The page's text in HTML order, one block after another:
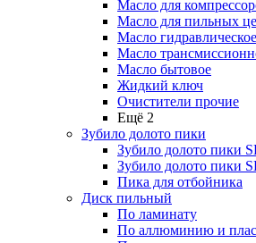
Масло для
Масло для пильных
Масло гидравлическое
Масло
Масло бытовое
Жидкий ключ
Очистители прочие
Ещё 2
Зубило долото пики
Зубило долото пики
Зубило долото пики
Пика для отбойника
Диск пильный
По ламинату
По аллюминию и